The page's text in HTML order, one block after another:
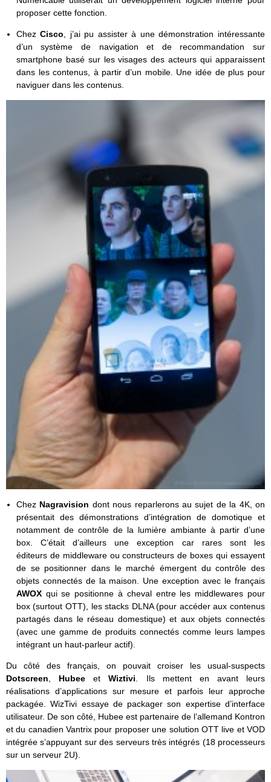
proposer cette fonction.
ChezCisco, j’ai pu assister à une démonstration intéressante
d’un système de navigation et de recommandation sur
smartphone basé sur les visages des acteurs qui apparaissent
dans les contenus, à partir d’un mobile. Une idée de plus pour
naviguer dans les contenus.
Chez Nagravision dont nous reparlerons au sujet de la 4K, on
présentait des démonstrations d’intégration de domotique et
notamment de contrôle de la lumière ambiante à partir d’une
box. C’était d’ailleurs une exception car rares sont les
éditeurs de middleware ou constructeurs de boxes qui essayent
de se positionner dans le marché émergent du contrôle des
objets connectés de la maison. Une exception avec le français
AWOXqui se positionne à cheval entre les middlewares pour
box (surtout OTT), les stacks DLNA (pour accéder aux contenus
partagés dans le réseau domestique) et aux objets connectés
(avec une gamme de produits connectés comme leurs lampes
intégrant un haut-parleur actif).
Du côté des français, on pouvait croiser les usual-suspects
Dotscreen
HubeeetWiztivi . Ils mettent en avant leurs
réalisations d’applications sur mesure et parfois leur approche
packagée. WizTivi essaye de packager son expertise d’interface
utilisateur. De son côté, Hubee est partenaire de l’allemand Kontron
et du canadien Vantrix pour proposer une solution OTT live et VOD
intégrée s’appuyant sur des serveurs très intégrés (18 processeurs
sur un serveur 2U).